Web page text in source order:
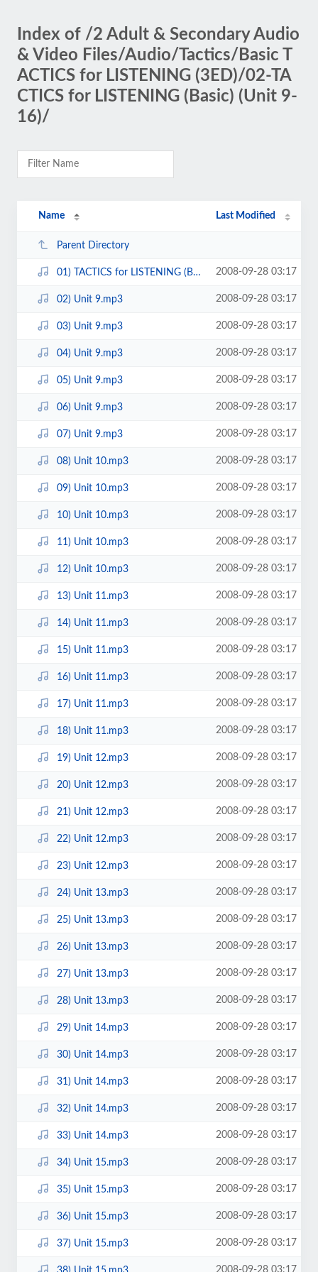
Index of /2 Adult & Secondary Audio
& Video Files/Audio/Tactics/Basic T
ACTICS for LISTENING (3ED)/02-TA
CTICS for LISTENING (Basic) (Unit 9-
16)/
Name Last Modified
Parent Directory
01) TACTICS for LISTENING (Basic).mp3 2008-09-28 03:17
02) Unit 9.mp3 2008-09-28 03:17
03) Unit 9.mp3 2008-09-28 03:17
04) Unit 9.mp3 2008-09-28 03:17
05) Unit 9.mp3 2008-09-28 03:17
06) Unit 9.mp3 2008-09-28 03:17
07) Unit 9.mp3 2008-09-28 03:17
08) Unit 10.mp3 2008-09-28 03:17
09) Unit 10.mp3 2008-09-28 03:17
10) Unit 10.mp3 2008-09-28 03:17
11) Unit 10.mp3 2008-09-28 03:17
12) Unit 10.mp3 2008-09-28 03:17
13) Unit 11.mp3 2008-09-28 03:17
14) Unit 11.mp3 2008-09-28 03:17
15) Unit 11.mp3 2008-09-28 03:17
16) Unit 11.mp3 2008-09-28 03:17
17) Unit 11.mp3 2008-09-28 03:17
18) Unit 11.mp3 2008-09-28 03:17
19) Unit 12.mp3 2008-09-28 03:17
20) Unit 12.mp3 2008-09-28 03:17
21) Unit 12.mp3 2008-09-28 03:17
22) Unit 12.mp3 2008-09-28 03:17
23) Unit 12.mp3 2008-09-28 03:17
24) Unit 13.mp3 2008-09-28 03:17
25) Unit 13.mp3 2008-09-28 03:17
26) Unit 13.mp3 2008-09-28 03:17
27) Unit 13.mp3 2008-09-28 03:17
28) Unit 13.mp3 2008-09-28 03:17
29) Unit 14.mp3 2008-09-28 03:17
30) Unit 14.mp3 2008-09-28 03:17
31) Unit 14.mp3 2008-09-28 03:17
32) Unit 14.mp3 2008-09-28 03:17
33) Unit 14.mp3 2008-09-28 03:17
34) Unit 15.mp3 2008-09-28 03:17
35) Unit 15.mp3 2008-09-28 03:17
36) Unit 15.mp3 2008-09-28 03:17
37) Unit 15.mp3 2008-09-28 03:17
2008-09-28 03:17